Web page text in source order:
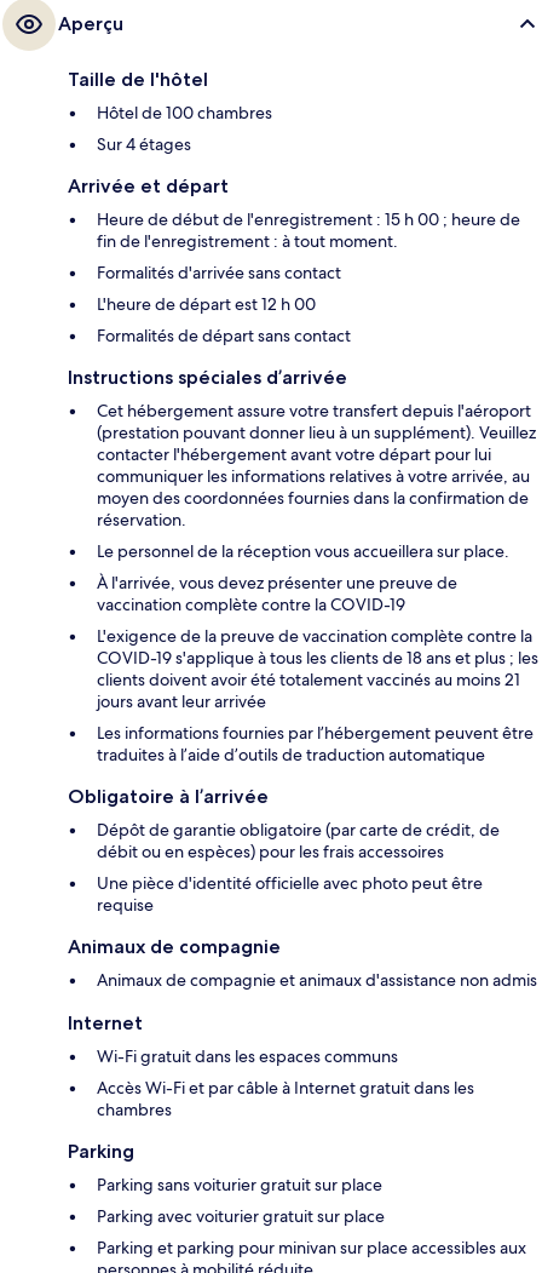
Aperçu
Taille de l'hôtel
Hôtel de 100 chambres
Sur 4 étages
Arrivée et départ
Heure de début de l'enregistrement : 15 h 00 ; heure de
fin de l'enregistrement : à tout moment.
Formalités d'arrivée sans contact
L'heure de départ est 12 h 00
Formalités de départ sans contact
Instructions spéciales d’arrivée
Cet hébergement assure votre transfert depuis l'aéroport
(prestation pouvant donner lieu à un supplément). Veuillez
contacter l'hébergement avant votre départ pour lui
communiquer les informations relatives à votre arrivée, au
moyen des coordonnées fournies dans la confirmation de
réservation.
Le personnel de la réception vous accueillera sur place.
À l'arrivée, vous devez présenter une preuve de
vaccination complète contre la COVID-19
L'exigence de la preuve de vaccination complète contre la
COVID-19 s'applique à tous les clients de 18 ans et plus ; les
clients doivent avoir été totalement vaccinés au moins 21
jours avant leur arrivée
Les informations fournies par l’hébergement peuvent être
traduites à l’aide d’outils de traduction automatique
Obligatoire à l’arrivée
Dépôt de garantie obligatoire (par carte de crédit, de
débit ou en espèces) pour les frais accessoires
Une pièce d'identité officielle avec photo peut être
requise
Animaux de compagnie
Animaux de compagnie et animaux d'assistance non admis
Internet
Wi-Fi gratuit dans les espaces communs
Accès Wi-Fi et par câble à Internet gratuit dans les
chambres
Parking
Parking sans voiturier gratuit sur place
Parking avec voiturier gratuit sur place
Parking et parking pour minivan sur place accessibles aux